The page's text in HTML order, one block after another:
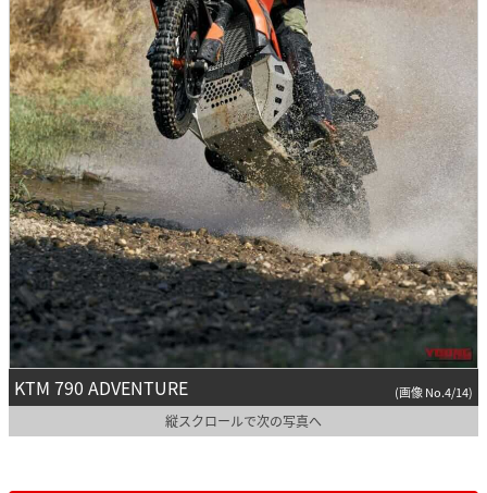
KTM 790 ADVENTURE (画像 No.4/14)
縦スクロールで次の写真へ